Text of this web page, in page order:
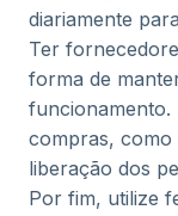
diariamente
Ter
forma de
funcionamento.
compras, como
liberação dos
Por fim, utilize